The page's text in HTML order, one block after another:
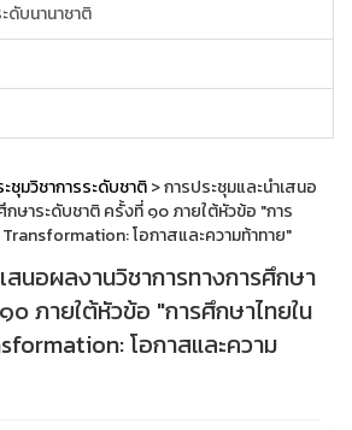
ดับนานาชาติ
ชุมวิชาการระดับชาติ> การประชุมและนำเสนอ
กษาระดับชาติ ครั้งที่ ๑๐ ภายใต้หัวข้อ "การ
โอกาสและความท้าทาย"
สนอผลงานวิชาการทางการศึกษา
๐ ภายใต้หัวข้อ "การศึกษาไทยใน
โอกาสและความ